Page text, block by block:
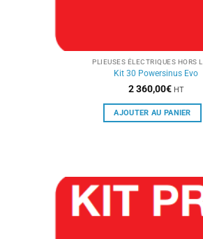
PLIEUSES ÉLECTRIQUES HORS
Kit 30 Powersinus Evo
2 360,00€ HT
AJOUTER AU PANIER